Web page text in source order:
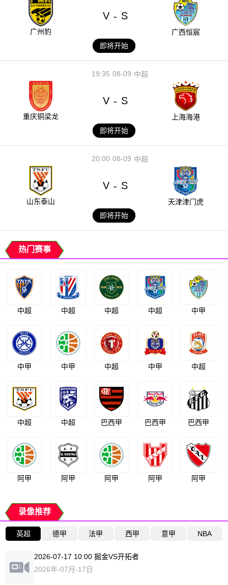
广州豹
V - S
广西恒宸
即将开始
08-09
19:35 中超
重庆铜梁龙
V - S
上海海港
即将开始
08-09
20:00 中超
山东泰山
V - S
天津津门虎
即将开始
热门赛事
中超 中超 中超 中超 中甲
中甲 中甲 中超 中甲 中超
中超 中超 巴西甲 巴西甲 巴西甲
阿甲 阿甲 阿甲 阿甲 阿甲
录像推荐
英超 德甲 法甲 西甲 意甲 NBA
2026-07-17 10:00 掘金VS开拓者
2026年-07月-17日